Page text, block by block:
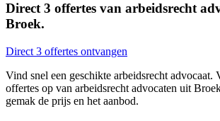
Direct 3 offertes van arbeidsrecht
Broek.
Direct 3 offertes ontvangen
Vind snel een geschikte arbeidsrecht
offertes op van arbeidsrecht advocaten uit
gemak de prijs en het aanbod.